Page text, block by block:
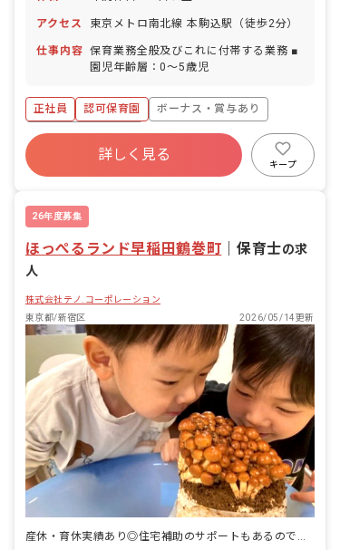
アクセス 東京メトロ南北線 本駒込駅（徒歩2分）
仕事内容 保育業務全般及びこれに付帯する業務 ■
園児年齢層：0～5歳児
正社員 認可保育園
ボーナス・賞与あり
年間休日120日以上
寮・住宅・家賃補助あり
社会保険完備
昇給昇進あり
詳しく見る
キープ
26年度募集
ほっぺるランド早稲田鶴巻町 保育士の求
人
株式会社テノ.コーポレーション
東京都/新宿区
2026/05/14更新